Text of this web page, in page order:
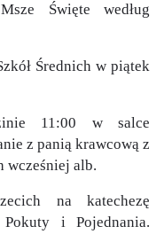
Święte według
Średnich w piątek
11:00 w salce
z panią krawcową z
wcześniej alb.
na katechezę
i Pojednania.